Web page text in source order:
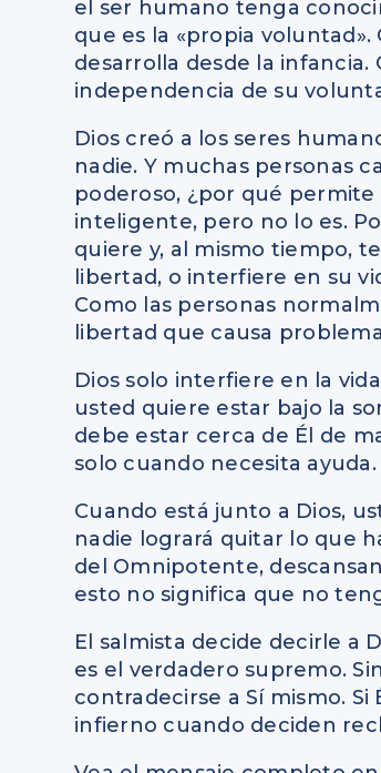
el ser humano tenga
que es la «propia
desarrolla desde la
independencia de su
Dios creó a los seres
nadie. Y muchas personas
poderoso, ¿por qué
inteligente, pero no lo es.
quiere y, al mismo tiempo,
libertad, o interfiere en su
Como las personas
libertad que causa
Dios solo interfiere en la
usted quiere estar bajo la
debe estar cerca de Él de
solo cuando necesita ayuda.
Cuando está junto a Dios,
nadie logrará quitar lo que
del Omnipotente,
esto no significa que no
El salmista decide decirle a
es el verdadero supremo.
contradecirse a Sí mismo.
infierno cuando deciden